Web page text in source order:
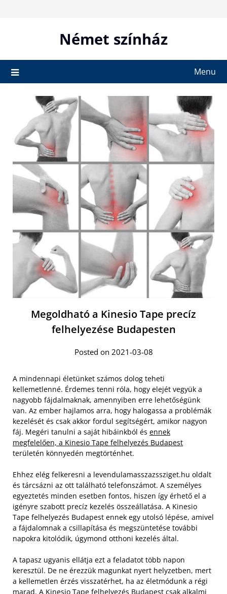
Német színház
Menu
Megoldható a Kinesio Tape precíz
felhelyezése Budapesten
Posted on 2021-03-08
A mindennapi életünket számos dolog teheti
kellemetlenné. Érdemes tenni róla, hogy elejét vegyük a
nagyobb fájdalmaknak, amennyiben erre lehetőségünk
van. Az ember hajlamos arra, hogy halogassa a problémák
kezelését és csak akkor fordul segítségért, amikor nagyon
fáj. Megéri tanulni a saját hibáinkból és ennek
megfelelően, a Kinesio Tape felhelyezés Budapest
területén könnyedén megtörténhet.
Ehhez elég felkeresni a levendulamasszazssziget.hu oldalt
és tárcsázni az ott található telefonszámot. A személyes
egyeztetés minden esetben fontos, hiszen így érhető el a
igényre szabott precíz kezelés összeállatása. A Kinesio
Tape felhelyezés Budapest ennek egy utolsó lépése, amivel
a fájdalomnak a csillapítása és megszüntetése további
napokra kitolódik, úgymond otthoni kezelés által.
A tapasz ugyanis ellátja ezt a feladatot több napon
keresztül. De ne érezzük magunkat nyert helyzetben, mert
a kellemetlen érzés visszatérhet, ha az életmódunk a régi
marad. A Kinesio Tape felhelyezés Budapest csak alkalmi